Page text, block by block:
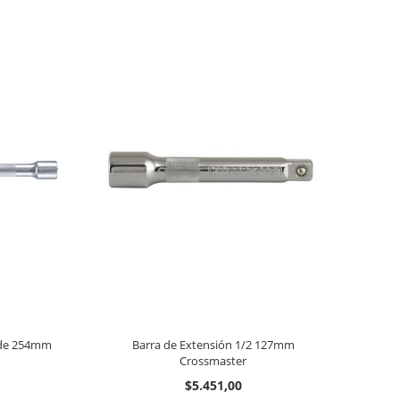
254mm
Barra de Extensión 1/2 127mm
Crossmaster
$5.451,00